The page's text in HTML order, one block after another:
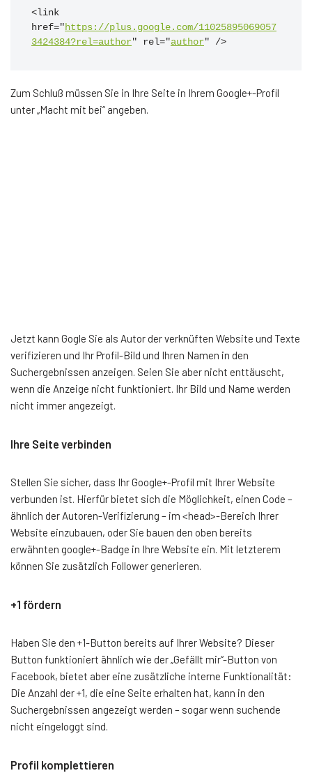
<link
href=" https://plus.google.com/11025895069057
3424384?rel=author" rel="author" />
Zum Schluß müssen Sie in Ihre Seite in Ihrem Google+-Profil
unter „Macht mit bei“ angeben.
Jetzt kann Gogle Sie als Autor der verknüften Website und Texte
verifizieren und Ihr Profil-Bild und Ihren Namen in den
Suchergebnissen anzeigen. Seien Sie aber nicht enttäuscht,
wenn die Anzeige nicht funktioniert. Ihr Bild und Name werden
nicht immer angezeigt.
Ihre Seite verbinden
Stellen Sie sicher, dass Ihr Google+-Profil mit Ihrer Website
verbunden ist. Hierfür bietet sich die Möglichkeit, einen Code –
ähnlich der Autoren-Verifizierung – im <head>-Bereich Ihrer
Website einzubauen, oder Sie bauen den oben bereits
erwähnten google+-Badge in Ihre Website ein. Mit letzterem
können Sie zusätzlich Follower generieren.
+1 fördern
Haben Sie den +1-Button bereits auf Ihrer Website? Dieser
Button funktioniert ähnlich wie der „Gefällt mir“-Button von
Facebook, bietet aber eine zusätzliche interne Funktionalität:
Die Anzahl der +1, die eine Seite erhalten hat, kann in den
Suchergebnissen angezeigt werden – sogar wenn suchende
nicht eingeloggt sind.
Profil komplettieren